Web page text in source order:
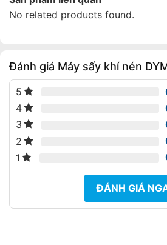
No related products found.
Đánh giá Máy sấy khí nén
5
4
3
2
1
ĐÁNH GIÁ